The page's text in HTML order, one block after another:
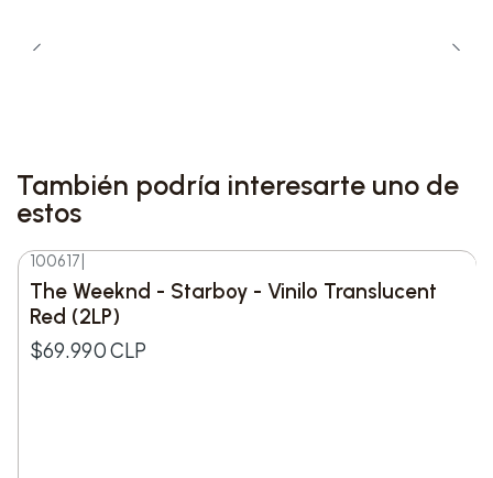
ofreciendo una presentación única y elegante de
una de las colaboraciones más destacadas del
También podría interesarte uno de
estos
100617
The Weeknd - Starboy - Vinilo Translucent
Red (2LP)
$69.990 CLP